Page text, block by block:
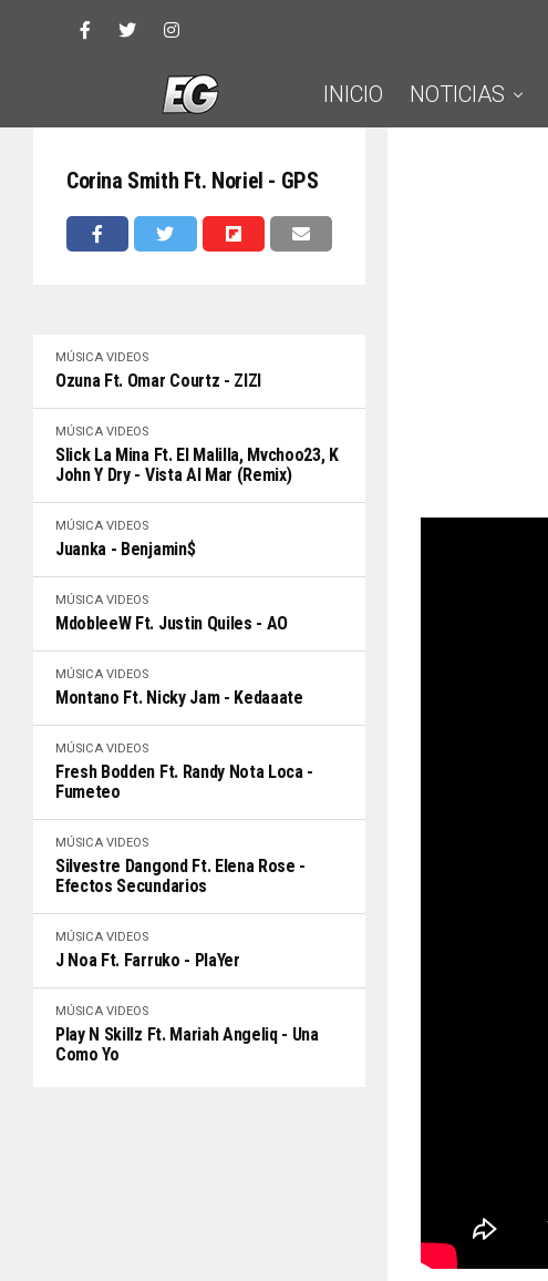
INICIO NOTICIAS
Corina Smith Ft. Noriel - GPS
MÚSICA VIDEOS
Ozuna Ft. Omar Courtz - ZIZI
MÚSICA VIDEOS
Slick La Mina Ft. El Malilla, Mvchoo23, K
John Y Dry - Vista Al Mar (Remix)
MÚSICA VIDEOS
Juanka - Benjamin$
MÚSICA VIDEOS
MdobleeW Ft. Justin Quiles - AO
MÚSICA VIDEOS
Montano Ft. Nicky Jam - Kedaaate
MÚSICA VIDEOS
Fresh Bodden Ft. Randy Nota Loca -
Fumeteo
MÚSICA VIDEOS
Silvestre Dangond Ft. Elena Rose -
Efectos Secundarios
MÚSICA VIDEOS
J Noa Ft. Farruko - PlaYer
MÚSICA VIDEOS
Play N Skillz Ft. Mariah Angeliq - Una
Como Yo